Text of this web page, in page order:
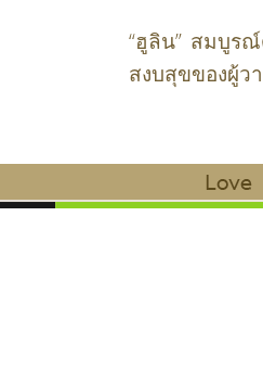
“ฮูลิน” สมบูร
สงบสุขของผู้ว